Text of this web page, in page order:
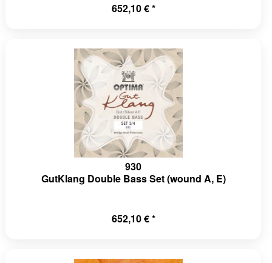
652,10 € *
930
GutKlang Double Bass Set (wound A, E)
652,10 € *